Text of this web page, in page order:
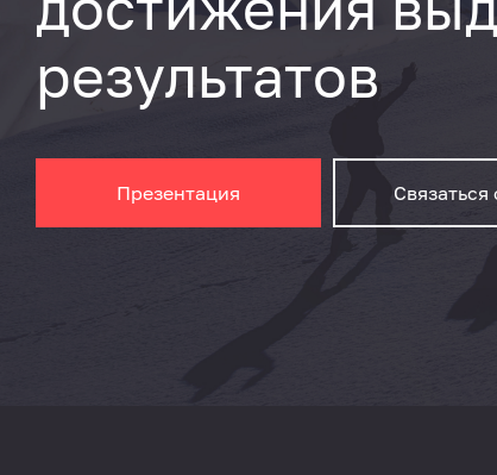
результатов
Презентация Связаться